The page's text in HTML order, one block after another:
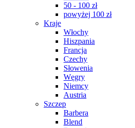
50 - 100 zł
powyżej 100 zł
Kraje
Włochy
Hiszpania
Francja
Czechy
Słowenia
Węgry
Niemcy
Austria
Szczep
Barbera
Blend